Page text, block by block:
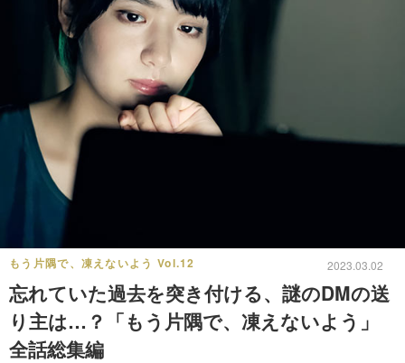
もう片隅で、凍えないよう Vol.12 2023.03.02
忘れていた過去を突き付ける、謎のDMの送
り主は…？「もう片隅で、凍えないよう」
全話総集編